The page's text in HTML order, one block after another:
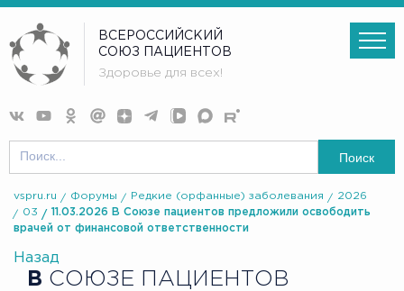
ВСЕРОССИЙСКИЙ
СОЮЗ ПАЦИЕНТОВ
Здоровье для всех!
Поиск
vspru.ru Форумы Редкие (орфанные) заболевания
2026
03
11.03.2026 В Союзе пациентов предложили освободить
врачей от финансовой ответственности
Назад
В СОЮЗЕ ПАЦИЕНТОВ